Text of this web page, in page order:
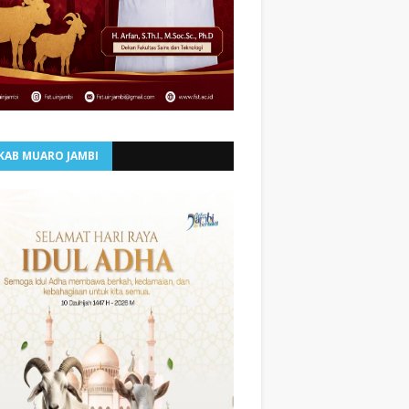
MUARO JAMBI